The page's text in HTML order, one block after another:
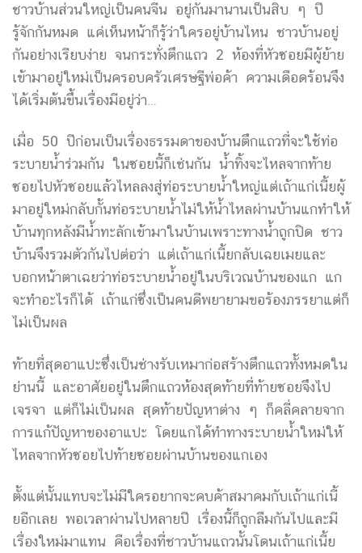
ชาวบ้านส่วนใหญ่เป็นคนจีน อยู่กันมานานเป็นสิบ ๆ ปี
รู้จักกันหมด แค่เห็นหน้าก็รู้ว่าใครอยู่บ้านไหน ชาวบ้านอยู่
กันอย่างเรียบง่าย จนกระทั่งตึกแถว 2 ห้องที่หัวซอยมีผู้ย้าย
เข้ามาอยู่ใหม่เป็นครอบครัวเศรษฐีพ่อค้า ความเดือดร้อนจึง
ได้เริ่มต้นขึ้นเรื่องมีอยู่ว่า…
เมื่อ 50 ปีก่อนเป็นเรื่องธรรมดาของบ้านตึกแถวที่จะใช้ท่อ
ระบายน้ำร่วมกัน ในซอยนี้ก็เช่นกัน น้ำทิ้งจะไหลจากท้าย
ซอยไปหัวซอยแล้วไหลลงสู่ท่อระบายน้ำใหญ่แต่เถ้าแก่เนี้ยผู้
มาอยู่ใหม่กลับกั้นท่อระบายน้ำไม่ให้น้ำไหลผ่านบ้านแกทำให้
บ้านทุกหลังมีน้ำทะลักเข้ามาในบ้านเพราะทางน้ำถูกปิด ชาว
บ้านจึงรวมตัวกันไปต่อว่า แต่เถ้าแก่เนี้ยกลับเฉยเมยและ
บอกหน้าตาเฉยว่าท่อระบายน้ำอยู่ในบริเวณบ้านของแก แก
จะทำอะไรก็ได้ เถ้าแก่ซึ่งเป็นคนดีพยายามขอร้องภรรยาแต่ก็
ไม่เป็นผล
ท้ายที่สุดอาแปะซึ่งเป็นช่างรับเหมาก่อสร้างตึกแถวทั้งหมดใน
ย่านนี้ และอาศัยอยู่ในตึกแถวห้องสุดท้ายที่ท้ายซอยจึงไป
เจรจา แต่ก็ไม่เป็นผล สุดท้ายปัญหาต่าง ๆ ก็คลี่คลายจาก
การแก้ปัญหาของอาแปะ โดยแกได้ทำทางระบายน้ำใหม่ให้
ไหลจากหัวซอยไปท้ายซอยผ่านบ้านของแกเอง
ตั้งแต่นั้นแทบจะไม่มีใครอยากจะคบค้าสมาคมกับเถ้าแก่เนี้
ยอีกเลย พอเวลาผ่านไปหลายปี เรื่องนี้ก็ถูกลืมกันไปและมี
เรื่องใหม่มาแทน คือเรื่องที่ชาวบ้านแถวนั้นโดนเถ้าแก่เนี้ย